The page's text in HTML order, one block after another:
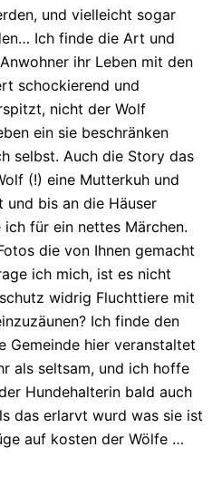
und vielleicht sogar
Ich finde die Art und
ihr Leben mit den
schockierend und
nicht der Wolf
ein sie beschränken
selbst. Auch die Story das
(!) eine Mutterkuh und
und bis an die Häuser
für ein nettes Märchen.
die von Ihnen gemacht
ich mich, ist es nicht
widrig Fluchttiere mit
Ich finde den
Gemeinde hier veranstaltet
als seltsam, und ich hoffe
Hundehalterin bald auch
das erlarvt wurd was sie ist
auf kosten der Wölfe …